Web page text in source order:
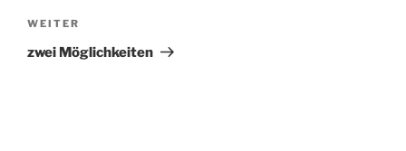
Nächster
Beitrag
WEITER
zwei Möglichkeiten